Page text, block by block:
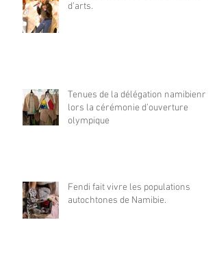
d’arts.
Tenues de la délégation namibienne
lors la cérémonie d’ouverture
olympique
Fendi fait vivre les populations
autochtones de Namibie.